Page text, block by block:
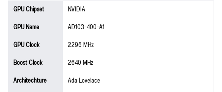
GPU Chipset
NVIDIA
GPU Name
AD103-400-A1
GPU Clock
2295 MHz
Boost Clock
2640 MHz
Architechture
Ada Lovelace